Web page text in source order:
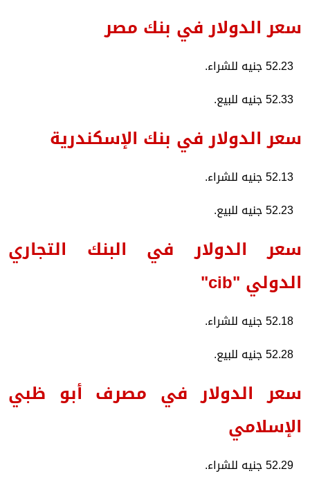
سعر الدولار في بنك مصر
52.23 جنيه للشراء.
52.33 جنيه للبيع.
سعر الدولار في بنك الإسكندرية
52.13 جنيه للشراء.
52.23 جنيه للبيع.
سعر الدولار في البنك التجاري
الدولي "cib"
52.18 جنيه للشراء.
52.28 جنيه للبيع.
سعر الدولار في مصرف أبو ظبي
الإسلامي
52.29 جنيه للشراء.